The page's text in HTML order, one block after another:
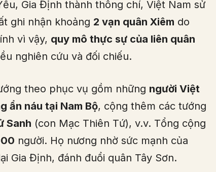
Gia Định thành thông chí, Việt Nam sử
ghi nhận khoảng 2 vạn quân Xiêm do
vì vậy, quy mô thực sự của liên quân
nghiên cứu và đối chiếu.
theo phục vụ gồm những người Việt
ẩn náu tại Nam Bộ, cộng thêm các tướng
Sanh (con Mạc Thiên Tứ), v.v. Tổng cộng
người. Họ nương nhờ sức mạnh của
Gia Định, đánh đuổi quân Tây Sơn.